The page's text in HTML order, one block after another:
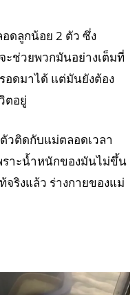
ดลูกน้อย 2 ตัว ซึ่ง
ะช่วยพวกมันอย่างเต็มที่
อดมาได้ แต่มันยังต้อง
ตอยู่
วติดกับแม่ตลอดเวลา
ราะน้ำหนักของมันไม่ขึ้น
ริงแล้ว ร่างกายของแม่